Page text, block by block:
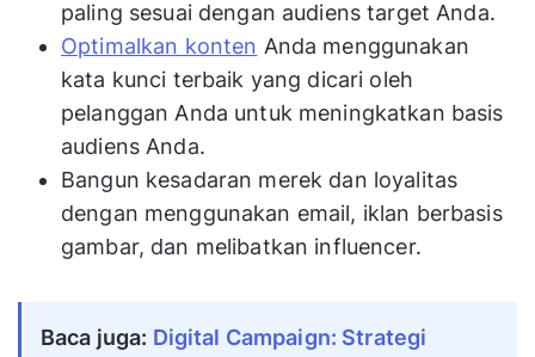
paling sesuai dengan audiens target Anda.
Optimalkan konten Anda menggunakan
kata kunci terbaik yang dicari oleh
pelanggan Anda untuk meningkatkan basis
audiens Anda.
Bangun kesadaran merek dan loyalitas
dengan menggunakan email, iklan berbasis
gambar, dan melibatkan influencer.
Baca juga: Digital Campaign: Strategi